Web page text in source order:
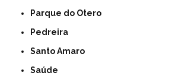
Parque do Otero
Pedreira
Santo Amaro
Saúde